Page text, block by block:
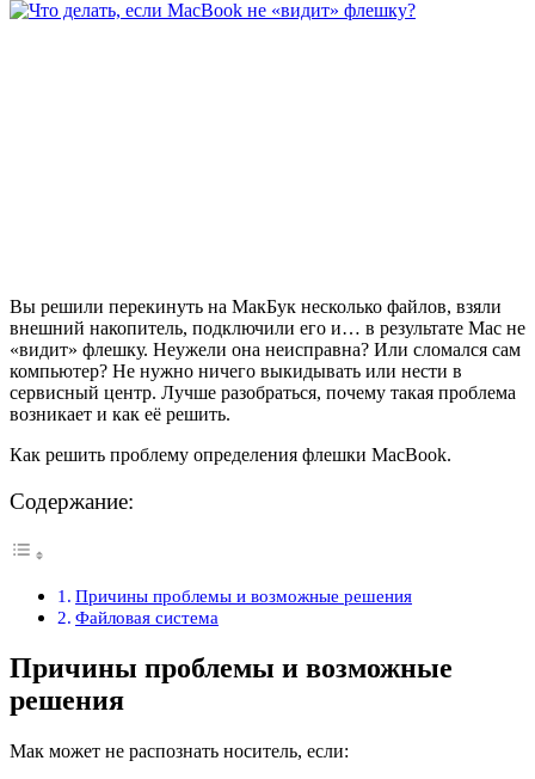
Вы решили перекинуть на МакБук несколько файлов, взяли
внешний накопитель, подключили его и… в результате Mac не
«видит» флешку. Неужели она неисправна? Или сломался сам
компьютер? Не нужно ничего выкидывать или нести в
сервисный центр. Лучше разобраться, почему такая проблема
возникает и как её решить.
Как решить проблему определения флешки MacBook.
Содержание:
Причины проблемы и возможные решения
Файловая система
Причины проблемы и возможные
решения
Мак может не распознать носитель, если: